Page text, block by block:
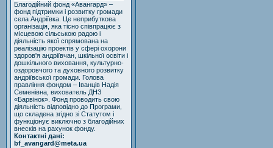
Благодійний фонд «Авангард» –
фонд підтримки і розвитку громади
села Андріївка. Це неприбуткова
організація, яка тісно співпрацює з
місцевою сільською радою і
діяльність якої спрямована на
реалізацію проектів у сфері охорони
здоров'я андріївчан, шкільної освіти і
дошкільного виховання, культурно-
оздоровчого та духовного розвитку
андріївської громади. Голова
правління фондом – Іванців Надія
Семенівна, вихователь ДНЗ
«Барвінок». Фонд проводить свою
діяльність відповідно до Програми,
що складена згідно зі Статутом і
функціонує виключно з благодійних
внесків на рахунок фонду.
Контактні дані:
bf_avangard@meta.ua